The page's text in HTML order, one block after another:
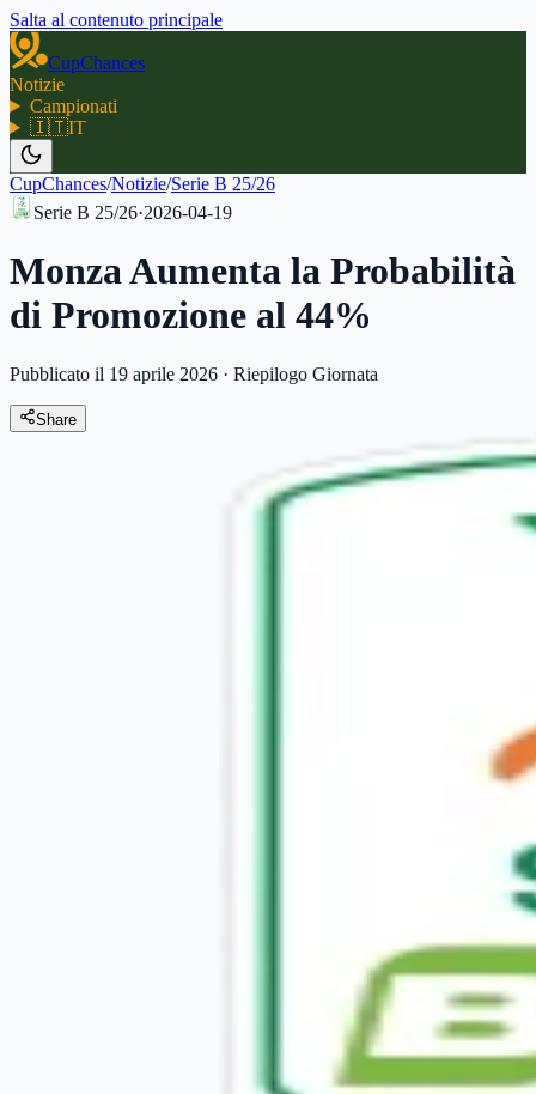
Salta al contenuto principale
CupChances
Notizie
Campionati
🇮🇹IT
CupChances/Notizie/Serie B 25/26
Serie B 25/26·2026-04-19
Monza Aumenta la Probabilità
di Promozione al 44%
Pubblicato il 19 aprile 2026 · Riepilogo Giornata
Share